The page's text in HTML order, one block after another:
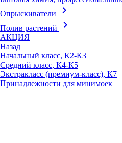
Опрыскиватели keyboard_arrow_right
Полив растений keyboard_arrow_right
АКЦИЯ
Назад
Начальный класс, К2-К3
Средний класс, К4-К5
Экстракласс (премиум-класс), К7
Принадлежности для минимоек